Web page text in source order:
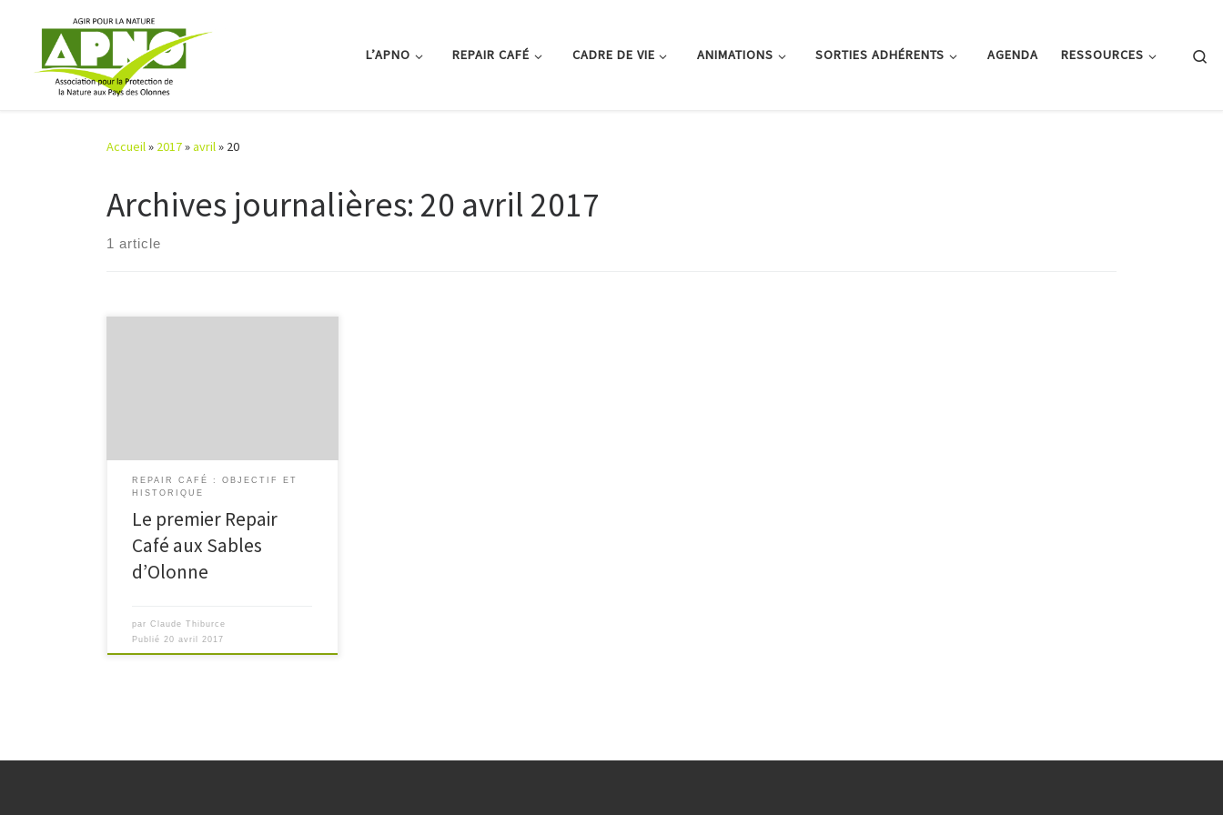
Passer au contenu
L’APNO REPAIR CAFÉ CADRE DE VIE ANIMATIONS SORTIES ADHÉRENTS AGENDA RESSOURCES
Accueil» 2017»avril» 20
Archives journalières: 20 avril 2017
1 article
REPAIR CAFÉ : OBJECTIF ET
HISTORIQUE
Le premier Repair
Café aux Sables
d’Olonne
parClaude Thiburce
Publié 20 avril 2017